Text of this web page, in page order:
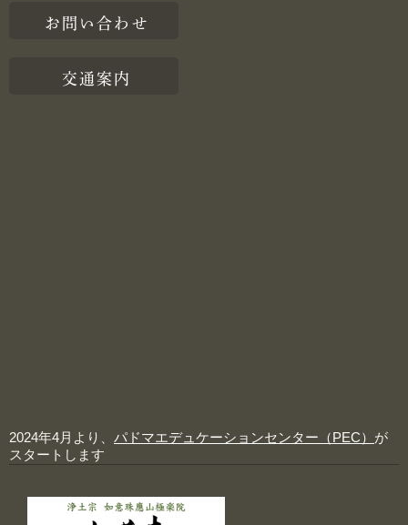
お問い合わせ
交通案内
2024年4月より、 パドマエデュケーションセンター（PEC） が
スタートします